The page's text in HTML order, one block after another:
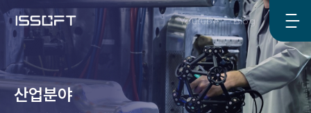
Youtube Blog
산업분야